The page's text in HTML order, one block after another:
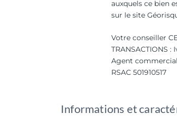
auxquels ce bien
sur le site
Votre conseiller
TRANSACTIONS :
Agent
RSAC 501910517
Informations et